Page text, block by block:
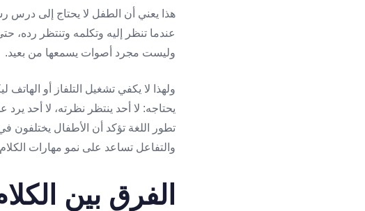
هذا يعني أن الطفل لا يحتاج إلى درس
عندما تنظر إليه وتكلمه وتنتظر رده،
وليست مجرد أصوات يسمعها من بعيد.
ولهذا لا يكفي تشغيل التلفاز أو
يحتاجه: لا أحد ينتظر نظرته، لا أحد
تطور اللغة تؤكد أن الأطفال يختلفون
والتفاعل تساعد على نمو مهارات الكلام
الفرق بين